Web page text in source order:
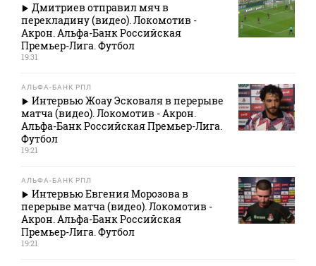
Дмитриев отправил мяч в
перекладину (видео). Локомотив -
Акрон. Альфа-Банк Российская
Премьер-Лига. Футбол
19:31
АЛЬФА-БАНК РПЛ
Интервью Жоау Эсковаля в перерыве
матча (видео). Локомотив - Акрон.
Альфа-Банк Российская Премьер-Лига.
Футбол
19:21
АЛЬФА-БАНК РПЛ
Интервью Евгения Морозова в
перерыве матча (видео). Локомотив -
Акрон. Альфа-Банк Российская
Премьер-Лига. Футбол
19:21